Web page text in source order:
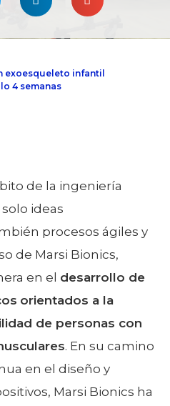
exoesqueleto infantil
4 semanas
de la ingeniería
ideas
procesos ágiles y
de Marsi Bionics,
en el desarrollo de
orientados a la
de personas con
. En su camino
en el diseño y
Marsi Bionics ha